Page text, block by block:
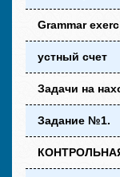
Grammar
устный счет
Задачи на
Задание №1.